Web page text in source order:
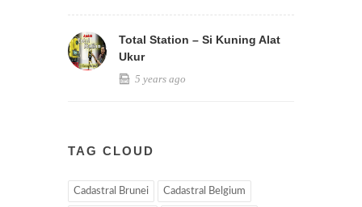
Total Station – Si Kuning Alat
Ukur
5 years ago
TAG CLOUD
Cadastral Brunei Cadastral Belgium